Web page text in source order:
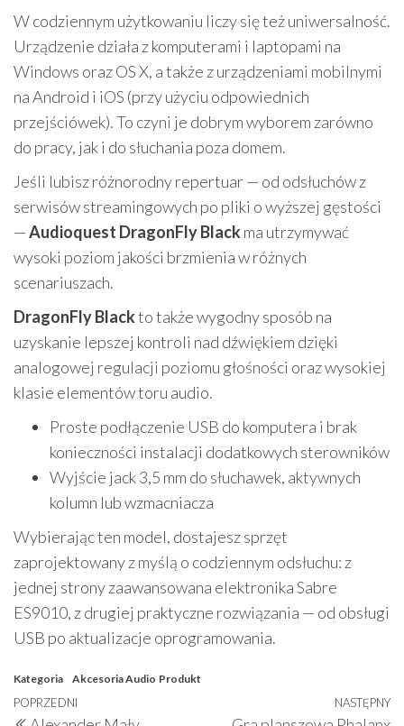
W codziennym użytkowaniu liczy się też uniwersalność.
Urządzenie działa z komputerami i laptopami na
Windows oraz OS X, a także z urządzeniami mobilnymi
na Android i iOS (przy użyciu odpowiednich
przejściówek). To czyni je dobrym wyborem zarówno
do pracy, jak i do słuchania poza domem.
Jeśli lubisz różnorodny repertuar — od odsłuchów z
serwisów streamingowych po pliki o wyższej gęstości
—Audioquest DragonFly Blackma utrzymywać
wysoki poziom jakości brzmienia w różnych
scenariuszach.
DragonFly Blackto także wygodny sposób na
uzyskanie lepszej kontroli nad dźwiękiem dzięki
analogowej regulacji poziomu głośności oraz wysokiej
klasie elementów toru audio.
Proste podłączenie USB do komputera i brak
konieczności instalacji dodatkowych sterowników
Wyjście jack 3,5 mm do słuchawek, aktywnych
kolumn lub wzmacniacza
Wybierając ten model, dostajesz sprzęt
zaprojektowany z myślą o codziennym odsłuchu: z
jednej strony zaawansowana elektronika Sabre
ES9010, z drugiej praktyczne rozwiązania — od obsługi
USB po aktualizacje oprogramowania.
Kategoria Akcesoria Audio Produkt
Nawigacja
Poprzedni
POPRZEDNI NASTĘPNY